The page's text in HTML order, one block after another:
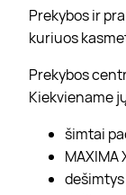
Prekybos ir
kuriuos
Prekybos
Kiekviename
šimtai
MAXIMA